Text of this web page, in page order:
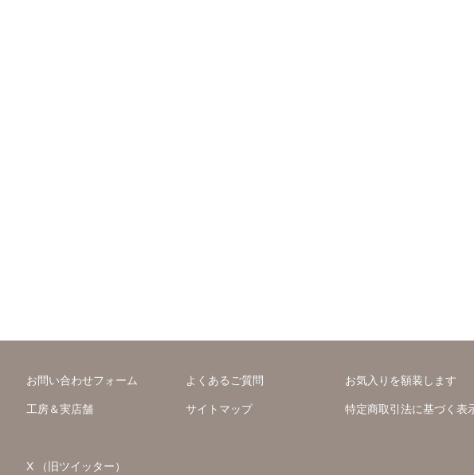
お問い合わせフォーム よくあるご質問 お気入りを額装します
工房＆実店舗 サイトマップ 特定商取引法に基づく表
X （旧ツイッター）